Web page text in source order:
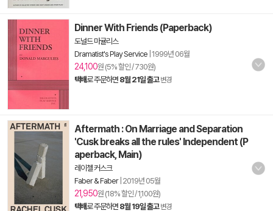
Dinner With Friends (Paperback)
도널드 마귤리스
Dramatist's Play Service 1999년 06월
24,100원 (5% 할인 / 730원)
택배로 주문하면 8월 21일 출고 변경
Aftermath : On Marriage and Separation
'Cusk breaks all the rules' Independent (P
aperback, Main)
레이첼 커스크
Faber & Faber| 2019년 05월
21,950원 (18% 할인 / 1,100원)
택배로 주문하면 8월 19일 출고 변경